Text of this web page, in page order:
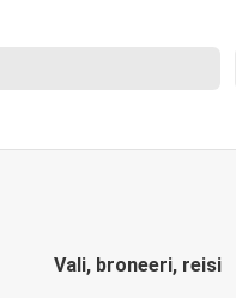
Vali, broneeri, reisi